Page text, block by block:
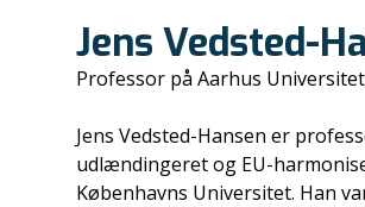
Jens Vedsted-
Professor på Aarhus Universitet
Jens Vedsted-Hansen er
udlændingeret og EU-
Københavns Universitet. Han